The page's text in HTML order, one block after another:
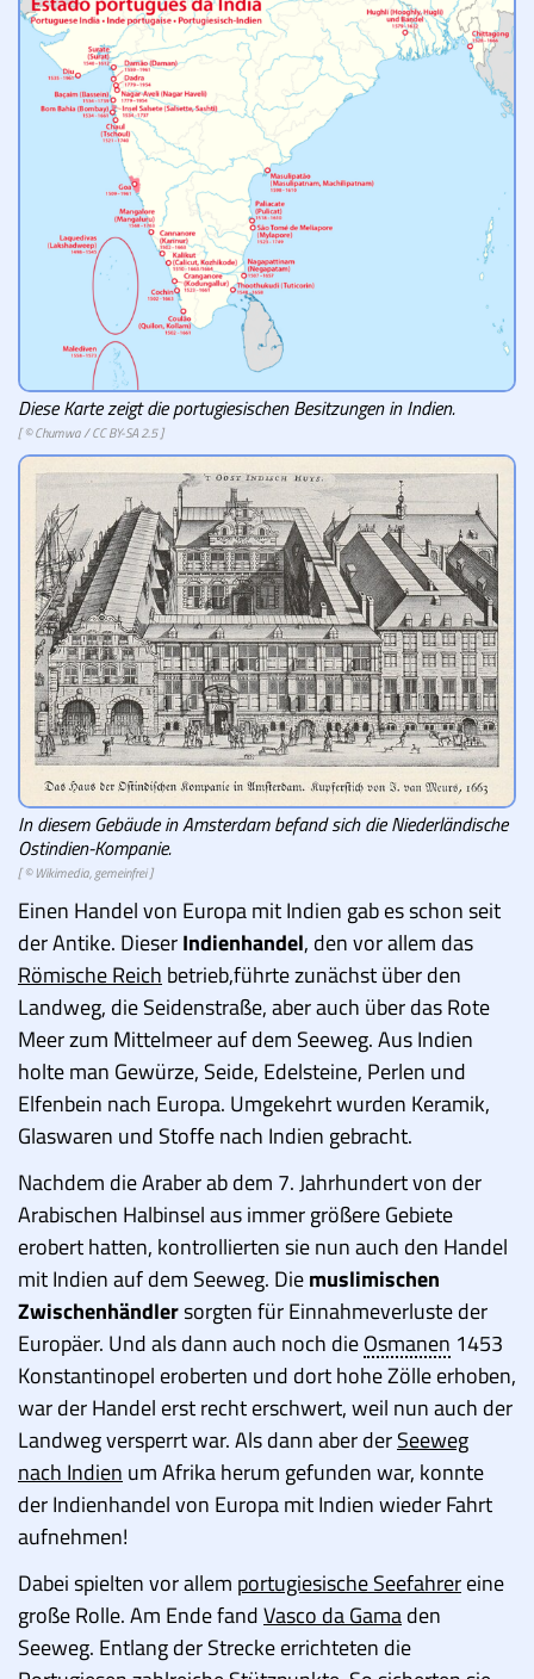
Museen
Diese Karte zeigt die portugiesischen Besitzungen in Indien.
[ ©Chumwa/CC BY-SA 2.5]
In diesem Gebäude in Amsterdam befand sich die Niederländische
Ostindien-Kompanie.
[ © Wikimedia, gemeinfrei ]
Einen Handel von Europa mit Indien gab es schon seit
der Antike. DieserIndienhandel, den vor allem das
Römische Reich betrieb,führte zunächst über den
Landweg, die Seidenstraße, aber auch über das Rote
Meer zum Mittelmeer auf dem Seeweg. Aus Indien
holte man Gewürze, Seide, Edelsteine, Perlen und
Elfenbein nach Europa. Umgekehrt wurden Keramik,
Glaswaren und Stoffe nach Indien gebracht.
Nachdem die Araber ab dem 7. Jahrhundert von der
Arabischen Halbinsel aus immer größere Gebiete
erobert hatten, kontrollierten sie nun auch den Handel
mit Indien auf dem Seeweg. Diemuslimischen
Zwischenhändlersorgten für Einnahmeverluste der
Europäer. Und als dann auch noch dieOsmanen 1453
Konstantinopel eroberten und dort hohe Zölle erhoben,
war der Handel erst recht erschwert, weil nun auch der
Landweg versperrt war. Als dann aber derSeeweg
nach Indien um Afrika herum gefunden war, konnte
der Indienhandel von Europa mit Indien wieder Fahrt
aufnehmen!
Dabei spielten vor allem portugiesische Seefahrereine
große Rolle. Am Ende fandVasco da Gamaden
Seeweg. Entlang der Strecke errichteten die